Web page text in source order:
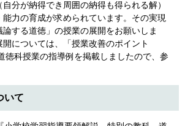
分が納得でき周囲の納得も得られる解）
力の育成が求められています。その実現
する道徳」の授業の展開をお願いしま
については、「授業改善のポイント
徳科授業の指導例を掲載しましたので、参
いて